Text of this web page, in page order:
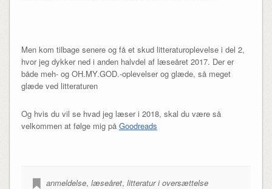
Men kom tilbage senere og få et skud litteraturoplevelse i del 2,
hvor jeg dykker ned i anden halvdel af læseåret 2017. Der er
både meh- og OH.MY.GOD.-oplevelser og glæde, så meget
glæde ved litteraturen
Og hvis du vil se hvad jeg læser i 2018, skal du være så
velkommen at følge mig på Goodreads
anmeldelse, læseåret, litteratur i oversættelse